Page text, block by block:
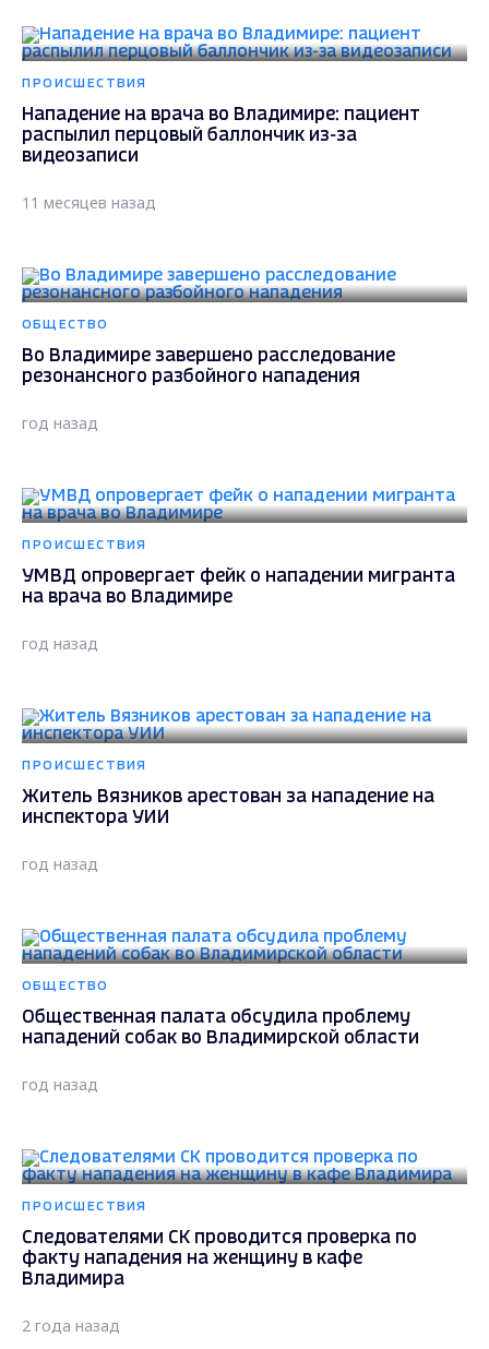
ПРОИСШЕСТВИЯ
Нападение на врача во Владимире: пациент
распылил перцовый баллончик из-за
видеозаписи
11 месяцев назад
ОБЩЕСТВО
Во Владимире завершено расследование
резонансного разбойного нападения
год назад
ПРОИСШЕСТВИЯ
УМВД опровергает фейк о нападении мигранта
на врача во Владимире
год назад
ПРОИСШЕСТВИЯ
Житель Вязников арестован за нападение на
инспектора УИИ
год назад
ОБЩЕСТВО
Общественная палата обсудила проблему
нападений собак во Владимирской области
год назад
ПРОИСШЕСТВИЯ
Следователями СК проводится проверка по
факту нападения на женщину в кафе
Владимира
2 года назад